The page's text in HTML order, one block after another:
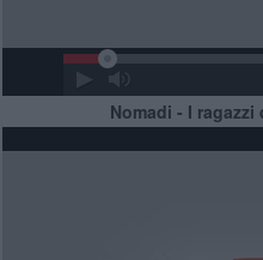
Nomadi - I